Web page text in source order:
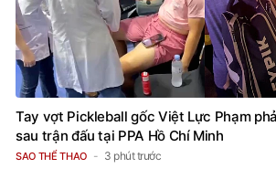
Tay vợt Pickleball gốc Việt Lực Phạm
sau trận đấu tại PPA Hồ Chí Minh
SAO THỂ THAO 3 phút trước